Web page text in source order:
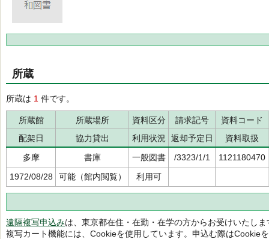
所蔵
所蔵は 1 件です。
所蔵館 所蔵場所 資料区分 請求記号
資料コード
配架日
協力貸出 利用状況 返却予定日
資料取扱
多摩
書庫 一般図書 /3323/1/1
1121180470
1972/08/28
可能（館内閲覧） 利用可
遠隔複写申込みは、東京都在住・在勤・在学の方からお受けいたしま
複写カート機能には、Cookieを使用しています。申込む際はCookie